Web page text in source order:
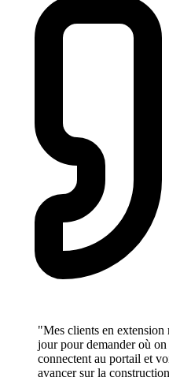
"Mes clients en
jour pour demander où
connectent au portail et
avancer sur la